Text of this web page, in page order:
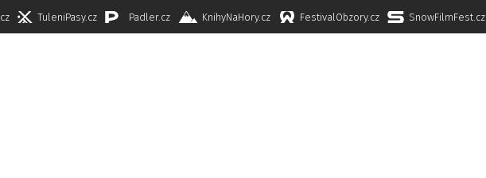
TuleniPasy.cz Padler.cz KnihyNaHory.cz FestivalObzory.cz SnowFilmFest.cz